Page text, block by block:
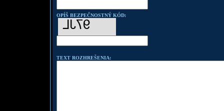
OPÍŠ BEZPEČNOSTNÝ KÓD:
TEXT ROZHREŠENIA: